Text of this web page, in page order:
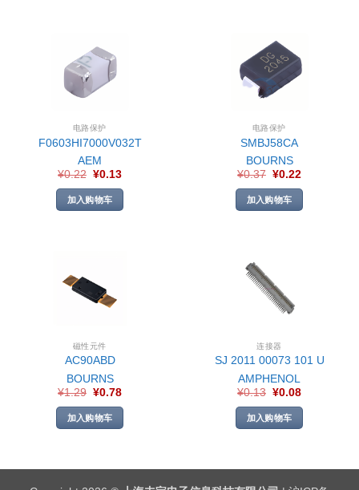
电路保护
F0603HI7000V032T
AEM
¥0.22 ¥0.13
加入购物车
电路保护
SMBJ58CA
BOURNS
¥0.37 ¥0.22
加入购物车
磁性元件
AC90ABD
BOURNS
¥1.29 ¥0.78
加入购物车
连接器
SJ 2011 00073 101 U
AMPHENOL
¥0.13 ¥0.08
加入购物车